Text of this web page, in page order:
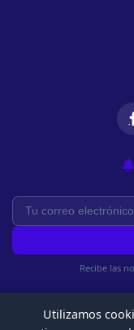
Recibe las
Utilizamos